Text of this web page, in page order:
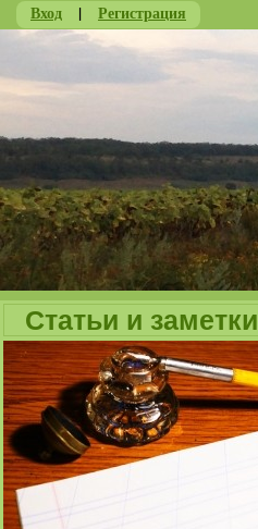
Вход | Регистрация
Статьи и заметки